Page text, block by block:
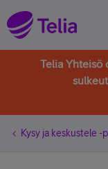
Telia Yhteisö
Kysy ja keskustele -